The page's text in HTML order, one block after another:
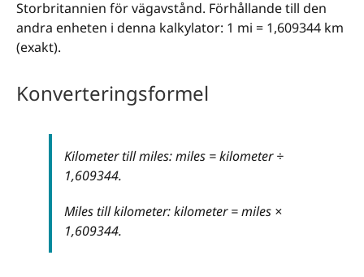
Storbritannien för vägavstånd. Förhållande till den
andra enheten i denna kalkylator: 1 mi = 1,609344 km
(exakt).
Konverteringsformel
Kilometer till miles: miles = kilometer ÷
1,609344.
Miles till kilometer: kilometer = miles ×
1,609344.